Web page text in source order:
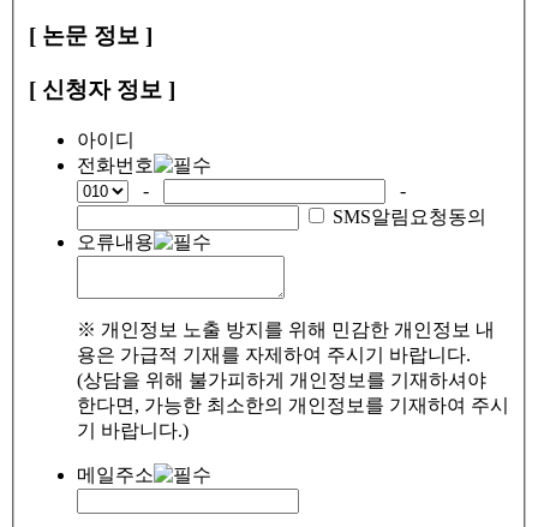
[ 논문 정보 ]
[ 신청자 정보 ]
아이디
전화번호
-
-
SMS알림요청동의
오류내용
※ 개인정보 노출 방지를 위해 민감한 개인정보 내
용은 가급적 기재를 자제하여 주시기 바랍니다.
(상담을 위해 불가피하게 개인정보를 기재하셔야
한다면, 가능한 최소한의 개인정보를 기재하여 주시
기 바랍니다.)
메일주소